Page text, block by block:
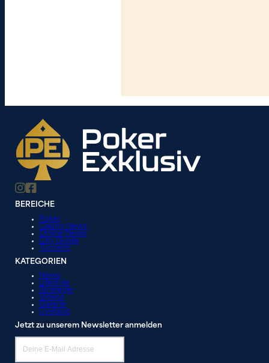
BEREICHE
Poker
Casino News
Online News
City Guide
Turniere
KATEGORIEN
News
Lifestyle
Strategie
Videos
Galerie
Liveblog
Jetzt zu unserem Newsletter anmelden